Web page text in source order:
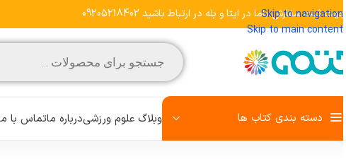
Skip to navigation
Skip to main content
ثبت سفارش باما در ایتا و بله در ارتباط باشید 09205218402
دسته بندی کتاب ها وبلاگ علوم ورزشیدرباره ماتماس با ما